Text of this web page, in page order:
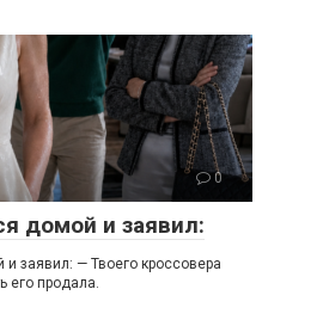
0
домой и заявил:
заявил: — Твоего кроссовера
его продала.